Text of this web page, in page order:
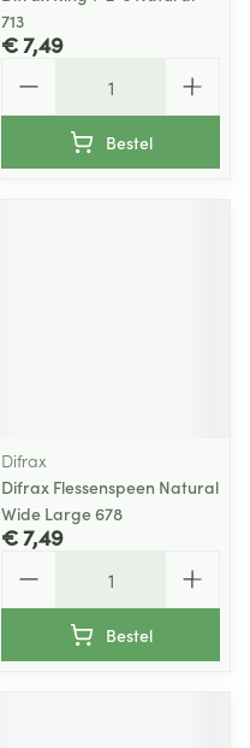
713
€ 7,49
Bestel
Difrax
Difrax Flessenspeen Natural
Wide Large 678
€ 7,49
Bestel